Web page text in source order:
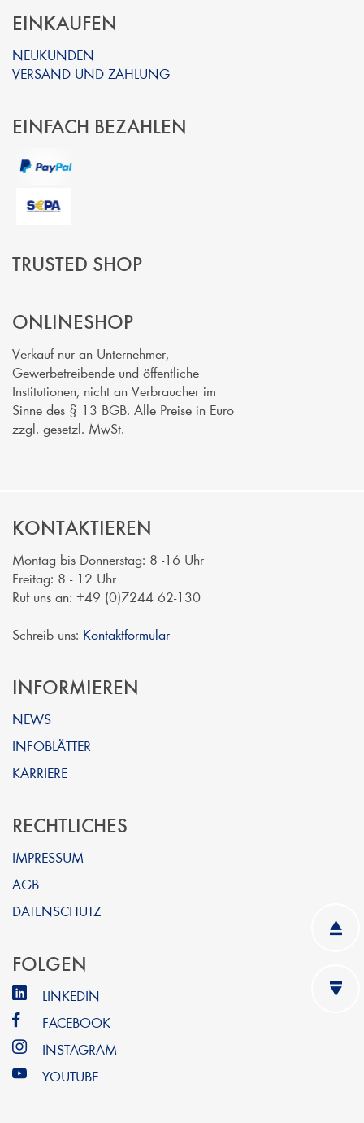
EINKAUFEN
NEUKUNDEN
VERSAND UND ZAHLUNG
EINFACH BEZAHLEN
TRUSTED SHOP
ONLINESHOP
Verkauf nur an Unternehmer,
Gewerbetreibende und öffentliche
Institutionen, nicht an Verbraucher im
Sinne des § 13 BGB. Alle Preise in Euro
zzgl. gesetzl. MwSt.
KONTAKTIEREN
Montag bis Donnerstag: 8 -16 Uhr
Freitag: 8 - 12 Uhr
Ruf uns an: +49 (0)7244 62-130
Schreib uns: Kontaktformular
INFORMIEREN
NEWS
INFOBLÄTTER
KARRIERE
RECHTLICHES
IMPRESSUM
AGB
DATENSCHUTZ
FOLGEN
LINKEDIN
FACEBOOK
INSTAGRAM
YOUTUBE